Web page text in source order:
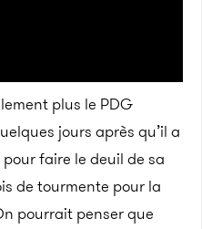
plus le PDG
jours après qu’il a
faire le deuil de sa
de tourmente pour la
pourrait penser que